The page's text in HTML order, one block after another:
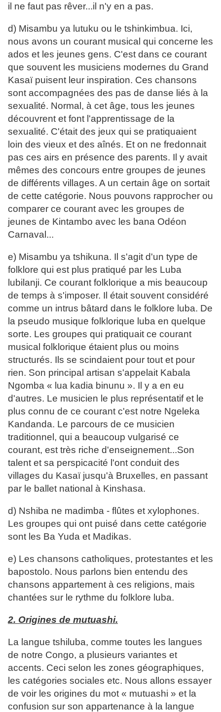
il ne faut pas rêver...il n'y en a pas.
d) Misambu ya lutuku ou le tshinkimbua. Ici,
nous avons un courant musical qui concerne les
ados et les jeunes gens. C'est dans ce courant
que souvent les musiciens modernes du Grand
Kasaï puisent leur inspiration. Ces chansons
sont accompagnées des pas de danse liés à la
sexualité. Normal, à cet âge, tous les jeunes
découvrent et font l'apprentissage de la
sexualité. C'était des jeux qui se pratiquaient
loin des vieux et des aînés. Et on ne fredonnait
pas ces airs en présence des parents. Il y avait
mêmes des concours entre groupes de jeunes
de différents villages. A un certain âge on sortait
de cette catégorie. Nous pouvons rapprocher ou
comparer ce courant avec les groupes de
jeunes de Kintambo avec les bana Odéon
Carnaval...
e) Misambu ya tshikuna. Il s'agit d'un type de
folklore qui est plus pratiqué par les Luba
lubilanji. Ce courant folklorique a mis beaucoup
de temps à s'imposer. Il était souvent considéré
comme un intrus bâtard dans le folklore luba. De
la pseudo musique folklorique luba en quelque
sorte. Les groupes qui pratiquait ce courant
musical folklorique étaient plus ou moins
structurés. Ils se scindaient pour tout et pour
rien. Son principal artisan s'appelait Kabala
Ngomba « lua kadia binunu ». Il y a en eu
d'autres. Le musicien le plus représentatif et le
plus connu de ce courant c'est notre Ngeleka
Kandanda. Le parcours de ce musicien
traditionnel, qui a beaucoup vulgarisé ce
courant, est très riche d'enseignement...Son
talent et sa perspicacité l'ont conduit des
villages du Kasaï jusqu'à Bruxelles, en passant
par le ballet national à Kinshasa.
d) Nshiba ne madimba - flûtes et xylophones.
Les groupes qui ont puisé dans cette catégorie
sont les Ba Yuda et Madikas.
e) Les chansons catholiques, protestantes et les
bapostolo. Nous parlons bien entendu des
chansons appartement à ces religions, mais
chantées sur le rythme du folklore luba.
2. Origines de mutuashi.
La langue tshiluba, comme toutes les langues
de notre Congo, a plusieurs variantes et
accents. Ceci selon les zones géographiques,
les catégories sociales etc. Nous allons essayer
de voir les origines du mot « mutuashi » et la
confusion sur son appartenance à la langue